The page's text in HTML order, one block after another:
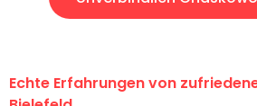
Echte Erfahrungen von